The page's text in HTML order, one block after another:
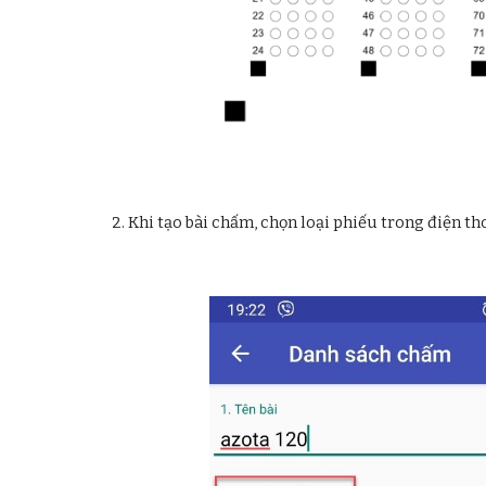
2. Khi tạo bài chấm, chọn loại phiếu trong điện